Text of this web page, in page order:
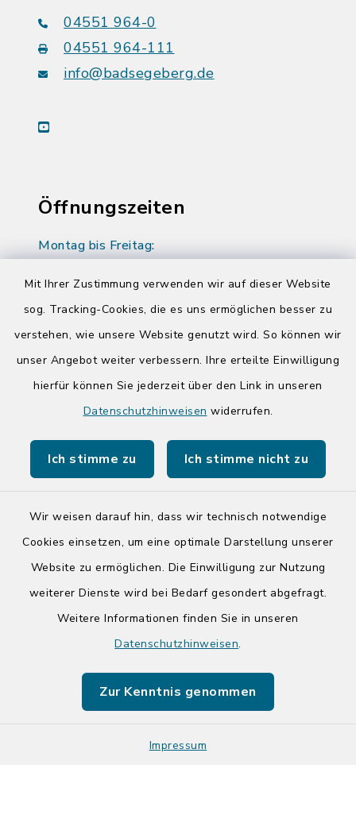
Mit Ihrer Zustimmung verwenden wir auf dieser Website
sog. Tracking-Cookies, die es uns ermöglichen besser zu
verstehen, wie unsere Website genutzt wird. So können wir
unser Angebot weiter verbessern. Ihre erteilte Einwilligung
hierfür können Sie jederzeit über den Link in unseren
Datenschutzhinweisen widerrufen.
Ich stimme zu Ich stimme nicht zu
Wir weisen darauf hin, dass wir technisch notwendige
Cookies einsetzen, um eine optimale Darstellung unserer
Website zu ermöglichen. Die Einwilligung zur Nutzung
weiterer Dienste wird bei Bedarf gesondert abgefragt.
Weitere Informationen finden Sie in unseren
Datenschutzhinweisen.
Zur Kenntnis genommen
Impressum
04551 964-0
04551 964-111
info@badsegeberg.de
youtube
Öffnungszeiten
Montag bis Freitag:
Donnerstag zusätzlich:
14:00-17:00 Uhr
Quicklinks
Tourist-Info der Stadt Bad Segeberg
Barrierefreiheit
Impressum
Sitemap